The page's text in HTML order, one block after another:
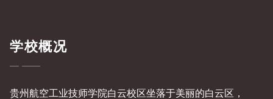
学校概况
贵州航空工业技师学院白云校区坐落于美丽的白云区，